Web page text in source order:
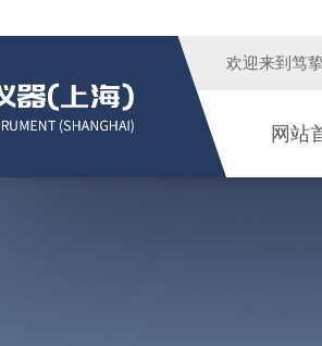
欢迎来到 笃
网站